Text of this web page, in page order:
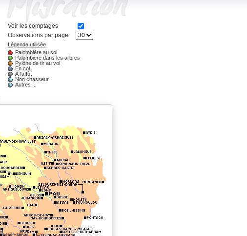
Voir les comptages
Observations par page
Légende utilisée
Palombière au sol
Palombière dans les arbres
Pylône de tir au vol
En col
A l'affût
Non chasseur
Autres ...